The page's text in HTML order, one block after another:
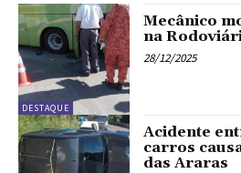
DESTAQUE
Mecânico
na
28/12/2025
Acidente
carros
das Araras